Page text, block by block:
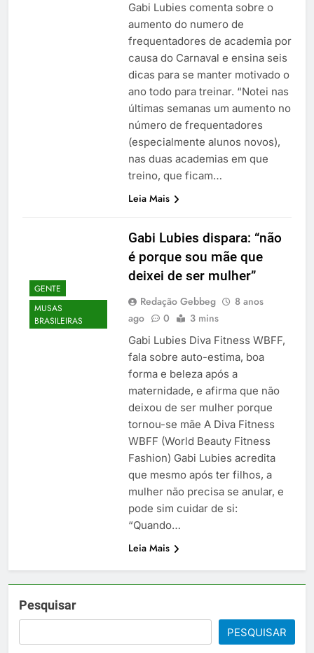
Gabi Lubies comenta sobre o
aumento do numero de
frequentadores de academia por
causa do Carnaval e ensina seis
dicas para se manter motivado o
ano todo para treinar. “Notei nas
últimas semanas um aumento no
número de frequentadores
(especialmente alunos novos),
nas duas academias em que
treino, que ficam…
Leia Mais
GENTE
MUSAS
BRASILEIRAS
Gabi Lubies dispara: “não
é porque sou mãe que
deixei de ser mulher”
Redação Gebbeg
8 anos
ago
0 3 mins
Gabi Lubies Diva Fitness WBFF,
fala sobre auto-estima, boa
forma e beleza após a
maternidade, e afirma que não
deixou de ser mulher porque
tornou-se mãe A Diva Fitness
WBFF (World Beauty Fitness
Fashion) Gabi Lubies acredita
que mesmo após ter filhos, a
mulher não precisa se anular, e
pode sim cuidar de si:
“Quando…
Leia Mais
Pesquisar
PESQUISAR